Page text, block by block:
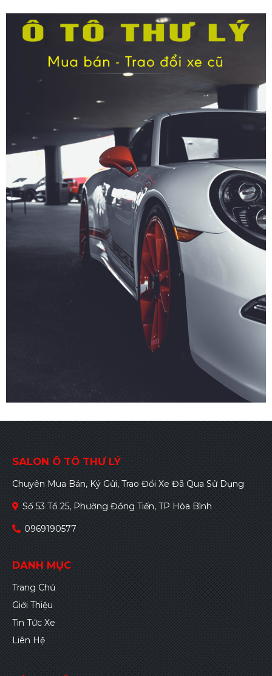
SALON Ô TÔ THƯ LÝ
Chuyên Mua Bán, Ký Gửi, Trao Đổi Xe Đã Qua Sử Dụng
Số 53 Tổ 25, Phường Đồng Tiến, TP Hòa Bình
0969190577
DANH MỤC
Trang Chủ
Giới Thiệu
Tin Tức Xe
Liên Hệ